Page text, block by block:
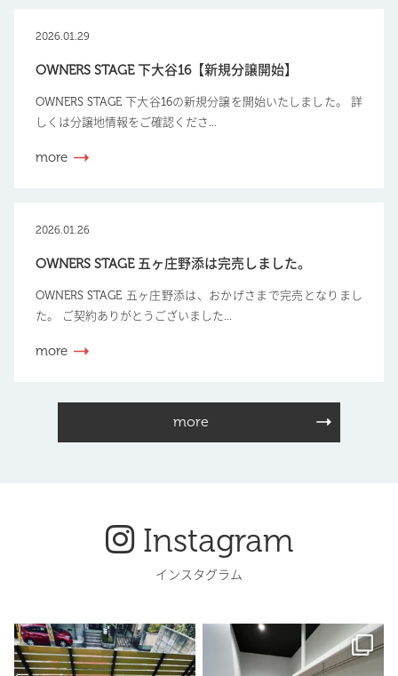
2026.01.29
OWNERS STAGE 下大谷16【新規分譲開始】
OWNERS STAGE 下大谷16の新規分譲を開始いたしました。 詳
しくは分譲地情報をご確認くださ...
more
2026.01.26
OWNERS STAGE 五ヶ庄野添は完売しました。
OWNERS STAGE 五ヶ庄野添は、おかげさまで完売となりまし
た。 ご契約ありがとうございました...
more
more
Instagram
インスタグラム